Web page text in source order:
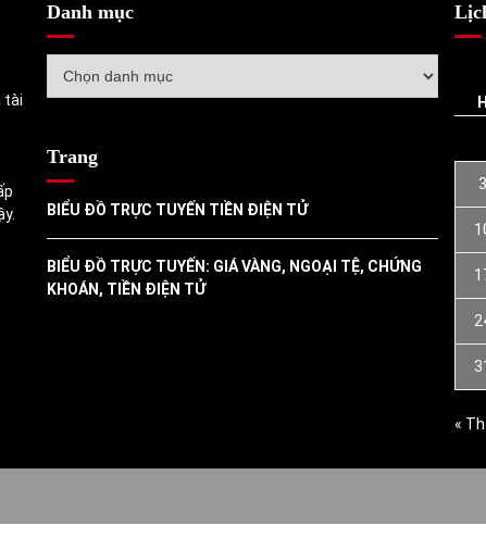
tài
Danh mục
mục
Trang
BIỂU ĐỒ TRỰC TUYẾN TIỀN ĐIỆN TỬ
BIỂU ĐỒ TRỰC TUYẾN: GIÁ VÀNG, NGOẠI TỆ, CHỨNG
KHOÁN, TIỀN ĐIỆN TỬ
3
«